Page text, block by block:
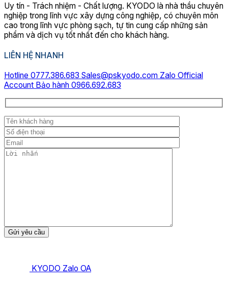
Uy tín - Trách nhiệm - Chất lượng. KYODO là nhà thầu chuyên
nghiệp trong lĩnh vực xây dựng công nghiệp, có chuyên môn
cao trong lĩnh vực phòng sạch, tự tin cung cấp những sản
phẩm và dịch vụ tốt nhất đến cho khách hàng.
LIÊN HỆ NHANH
Hotline 0777.386.683 Sales@pskyodo.com Zalo Official
Account Bảo hành 0966.692.683
KYODO Zalo OA